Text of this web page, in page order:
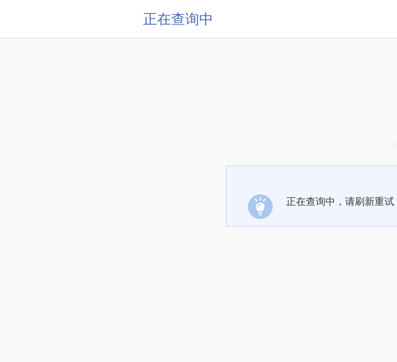
正在查询中
正在查询中，请刷新重试